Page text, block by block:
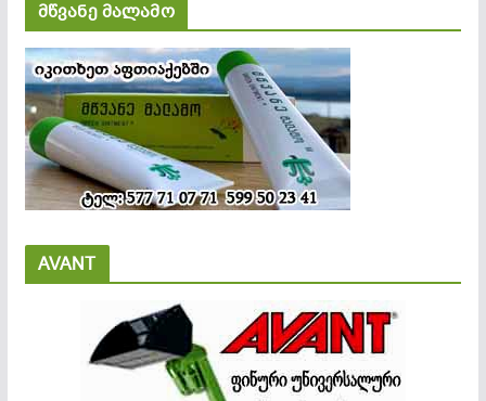
მწვანე მალამო
AVANT